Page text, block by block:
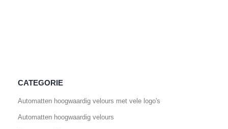
CATEGORIE
Automatten hoogwaardig velours met vele logo's
Automatten hoogwaardig velours